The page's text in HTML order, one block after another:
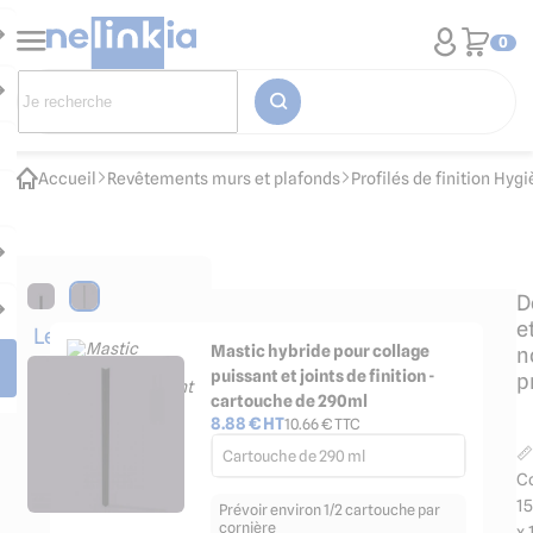
0
Accueil Revêtements murs et plafonds Profilés de finition
Les
accessoires
Mastic hybride pour collage
puissant et joints de finition -
cartouche de 290ml
8.88€ HT10.66€ TTC
Cartouche de 290 ml
Prévoir environ 1/2 cartouche par
cornière
📏
15